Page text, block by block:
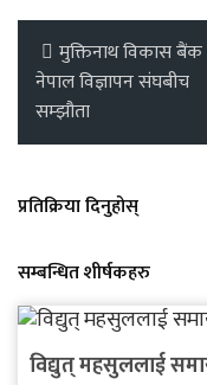
मुक्तिनाथ विकास बैंक
नेपाल विज्ञापन संघबीच
सम्झौता
प्रतिक्रिया दिनुहोस्
सम्बन्धित शीर्षकहरु
विद्युत् महसुललाई